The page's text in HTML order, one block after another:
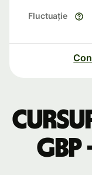
Fluctuație
GBP